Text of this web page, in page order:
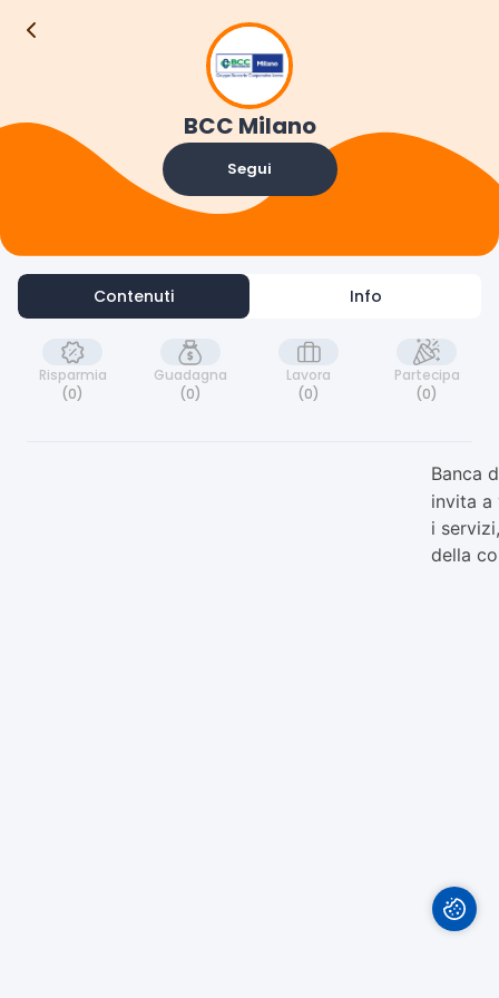
BCC Milano
Segui
Contenuti Info
Risparmia
(0)
Guadagna
(0)
Lavora
(0)
Partecipa
(0)
Banca
invita
i
della